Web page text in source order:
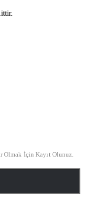
Olmak İçin Kayıt Olunuz.